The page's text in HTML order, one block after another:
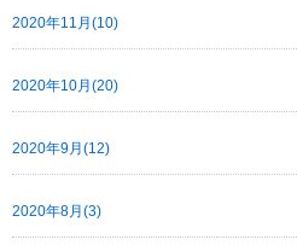
2020年11月(10)
2020年10月(20)
2020年9月(12)
2020年8月(3)